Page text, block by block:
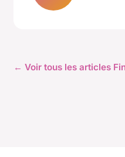
← Voir tous les articles